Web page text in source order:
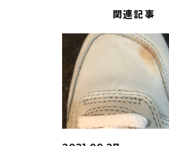
関連記事